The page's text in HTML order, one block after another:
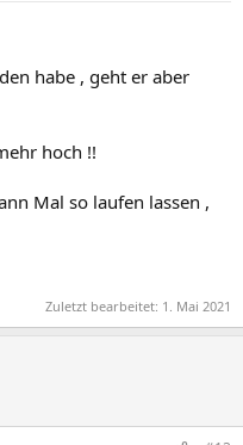
habe , geht er aber
hoch !!
Mal so laufen lassen ,
Zuletzt bearbeitet: 1. Mai 2021